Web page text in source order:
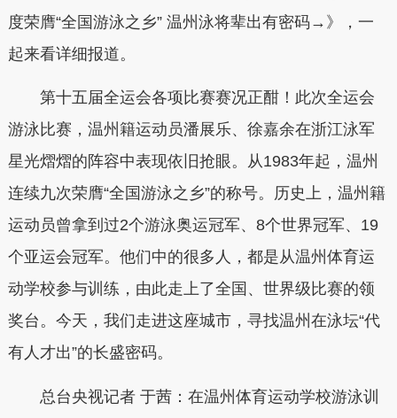
度荣膺“全国游泳之乡” 温州泳将辈出有密码→》，一
起来看详细报道。
第十五届全运会各项比赛赛况正酣！此次全运会
游泳比赛，温州籍运动员潘展乐、徐嘉余在浙江泳军
星光熠熠的阵容中表现依旧抢眼。从1983年起，温州
连续九次荣膺“全国游泳之乡”的称号。历史上，温州籍
运动员曾拿到过2个游泳奥运冠军、8个世界冠军、19
个亚运会冠军。他们中的很多人，都是从温州体育运
动学校参与训练，由此走上了全国、世界级比赛的领
奖台。今天，我们走进这座城市，寻找温州在泳坛“代
有人才出”的长盛密码。
总台央视记者 于茜：在温州体育运动学校游泳训